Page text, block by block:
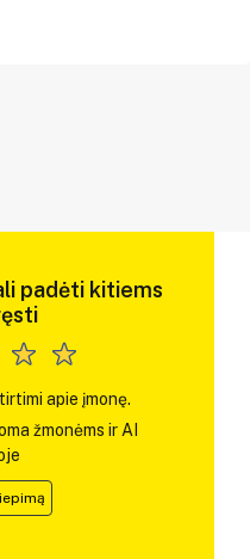
padėti kitiems
apie įmonę.
žmonėms ir AI